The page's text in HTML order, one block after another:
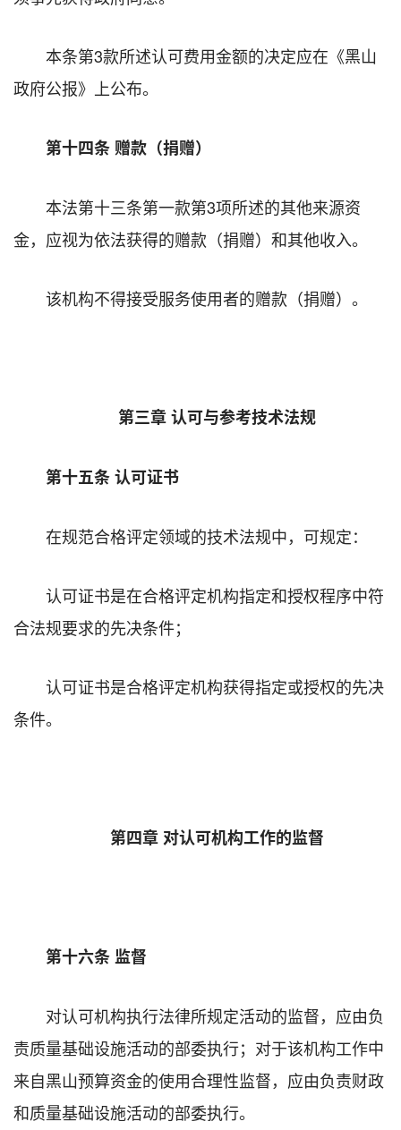
本条第3款所述认可费用金额的决定应在《黑山
政府公报》上公布。
第十四条 赠款（捐赠）
本法第十三条第一款第3项所述的其他来源资
金，应视为依法获得的赠款（捐赠）和其他收入。
该机构不得接受服务使用者的赠款（捐赠）。
第三章 认可与参考技术法规
第十五条 认可证书
在规范合格评定领域的技术法规中，可规定：
认可证书是在合格评定机构指定和授权程序中符
合法规要求的先决条件；
认可证书是合格评定机构获得指定或授权的先决
条件。
第四章 对认可机构工作的监督
第十六条 监督
对认可机构执行法律所规定活动的监督，应由负
责质量基础设施活动的部委执行；对于该机构工作中
来自黑山预算资金的使用合理性监督，应由负责财政
和质量基础设施活动的部委执行。